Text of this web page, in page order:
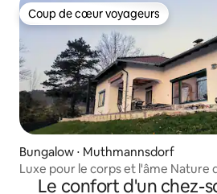
Coup de cœur voyageurs
Coup de cœur voyageurs
Bungalow ⋅ Muthmannsdorf
Luxe pour le corps et l'âme Nature
Le confort d'un chez-